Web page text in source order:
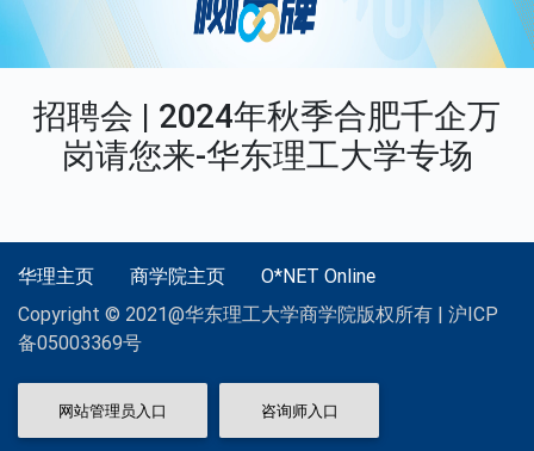
招聘会 | 2024年秋季合肥千企万
岗请您来-华东理工大学专场
华理主页 商学院主页
O*NET Online
Copyright © 2021@华东理工大学商学院版权所有 | 沪ICP
备05003369号
网站管理员入口 咨询师入口